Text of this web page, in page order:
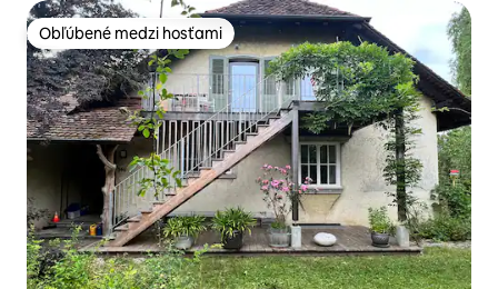
Obľúbené medzi hosťami
Obľúbené medzi hosťami